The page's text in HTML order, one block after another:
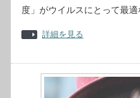
度」がウイルスにとって最
詳細を見る